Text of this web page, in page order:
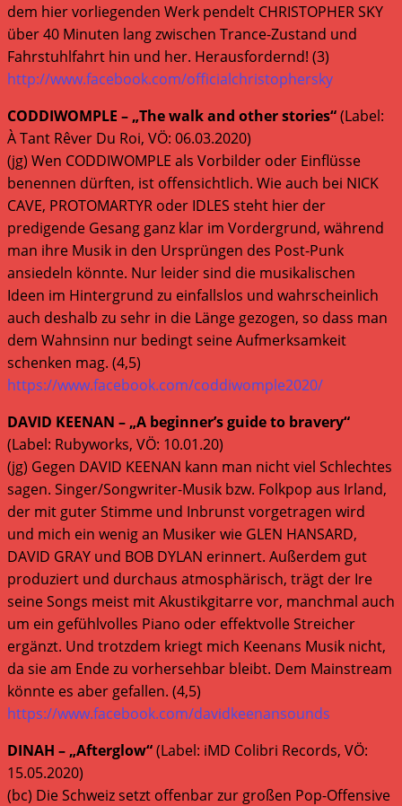
dem hier vorliegenden Werk pendelt CHRISTOPHER SKY
über 40 Minuten lang zwischen Trance-Zustand und
Fahrstuhlfahrt hin und her. Herausfordernd! (3)
http://www.facebook.com/officialchristophersky
CODDIWOMPLE – „The walk and other stories“(Label:
À Tant Rêver Du Roi, VÖ: 06.03.2020)
(jg) Wen CODDIWOMPLE als Vorbilder oder Einflüsse
benennen dürften, ist offensichtlich. Wie auch bei NICK
CAVE, PROTOMARTYR oder IDLES steht hier der
predigende Gesang ganz klar im Vordergrund, während
man ihre Musik in den Ursprüngen des Post-Punk
ansiedeln könnte. Nur leider sind die musikalischen
Ideen im Hintergrund zu einfallslos und wahrscheinlich
auch deshalb zu sehr in die Länge gezogen, so dass man
dem Wahnsinn nur bedingt seine Aufmerksamkeit
schenken mag. (4,5)
https://www.facebook.com/coddiwomple2020/
DAVID KEENAN – „A beginner’s guide to bravery“
(Label: Rubyworks, VÖ: 10.01.20)
(jg) Gegen DAVID KEENAN kann man nicht viel Schlechtes
sagen. Singer/Songwriter-Musik bzw. Folkpop aus Irland,
der mit guter Stimme und Inbrunst vorgetragen wird
und mich ein wenig an Musiker wie GLEN HANSARD,
DAVID GRAY und BOB DYLAN erinnert. Außerdem gut
produziert und durchaus atmosphärisch, trägt der Ire
seine Songs meist mit Akustikgitarre vor, manchmal auch
um ein gefühlvolles Piano oder effektvolle Streicher
ergänzt. Und trotzdem kriegt mich Keenans Musik nicht,
da sie am Ende zu vorhersehbar bleibt. Dem Mainstream
könnte es aber gefallen. (4,5)
https://www.facebook.com/davidkeenansounds
DINAH – „Afterglow“(Label: iMD Colibri Records, VÖ:
15.05.2020)
(bc) Die Schweiz setzt offenbar zur großen Pop-Offensive